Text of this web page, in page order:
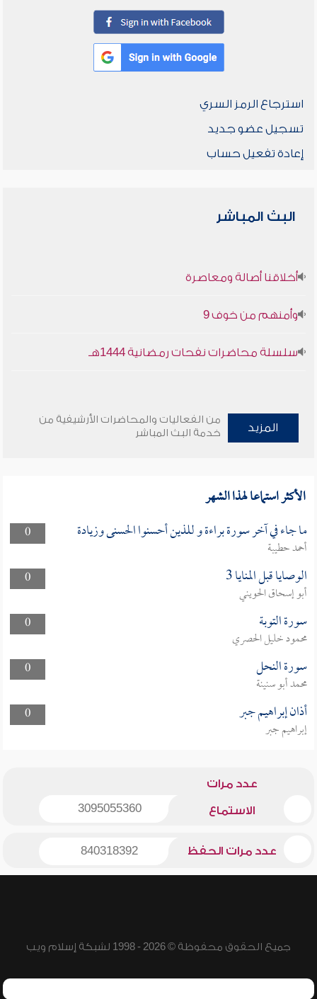
استرجاع الرمز السري
تسجيل عضو جديد
إعادة تفعيل حساب
البث المباشر
أخلاقنا أصالة ومعاصرة
وأمنهم من خوف 9
سلسلة محاضرات نفحات رمضانية 1444هـ
المزيد
من الفعاليات والمحاضرات الأرشيفية من
خدمة البث المباشر
الأكثر استماعا لهذا الشهر
0 ما جاء في آخر سورة براءة و للذين أحسنوا الحسنى وزيادة
أحمد حطيبة
0
الوصايا قبل المنايا 3
أبو إسحاق الحويني
0
سورة التوبة
محمود خليل الحصري
0
سورة النحل
محمد أبو سنينة
0
أذان إبراهيم جبر
إبراهيم جبر
عدد مرات
الاستماع 3095055360
عدد مرات الحفظ 840318392
جميع الحقوق محفوظة © 2026 - 1998 لشبكة إسلام ويب